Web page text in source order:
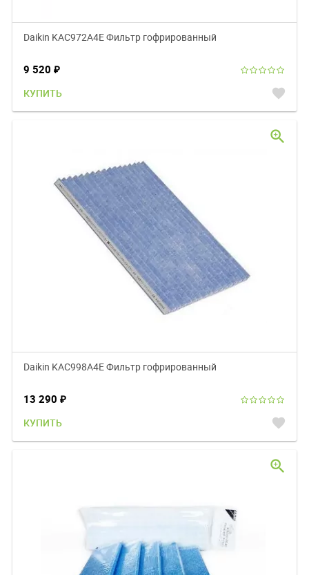
Daikin KAC972A4E Фильтр гофрированный
9 520 ₽
КУПИТЬ favorite
Daikin KAC998A4E Фильтр гофрированный
13 290 ₽
КУПИТЬ favorite
zoom_in
zoom_in